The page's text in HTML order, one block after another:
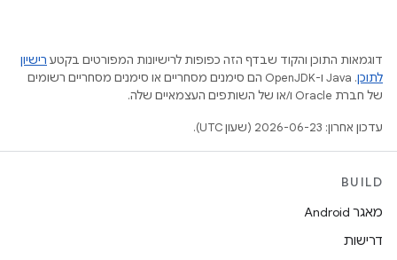
דוגמאות התוכן והקוד שבדף הזה כפופות לרישיונות המפורטים בקטע רישיון
לתוכן
.‏ Java ו-OpenJDK הם סימנים מסחריים או סימנים מסחריים רשומים
של חברת Oracle ו/או של השותפים העצמאיים שלה.
עדכון אחרון: 2026-06-23 (שעון UTC).
BUILD
מאגר Android
דרישות